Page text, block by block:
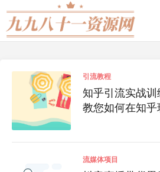
引流教程
知乎引流实战
教您如何在知
流媒体项目